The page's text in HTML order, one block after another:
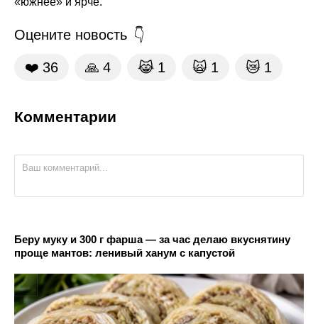
Оцените новость
❤️ 36 🙏 4 😹 1 🙀 1 😿 1
Комментарии
Беру муку и 300 г фарша — за час делаю вкуснятину
проще мантов: ленивый ханум с капустой